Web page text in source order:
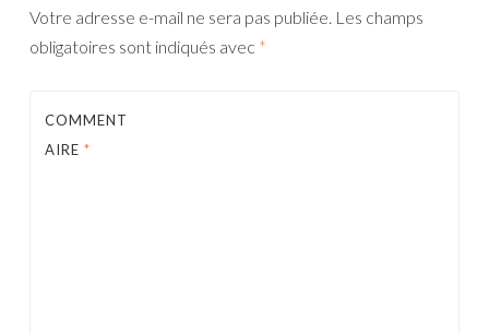
Votre adresse e-mail ne sera pas publiée. Les champs
obligatoires sont indiqués avec *
COMMENT
AIRE *